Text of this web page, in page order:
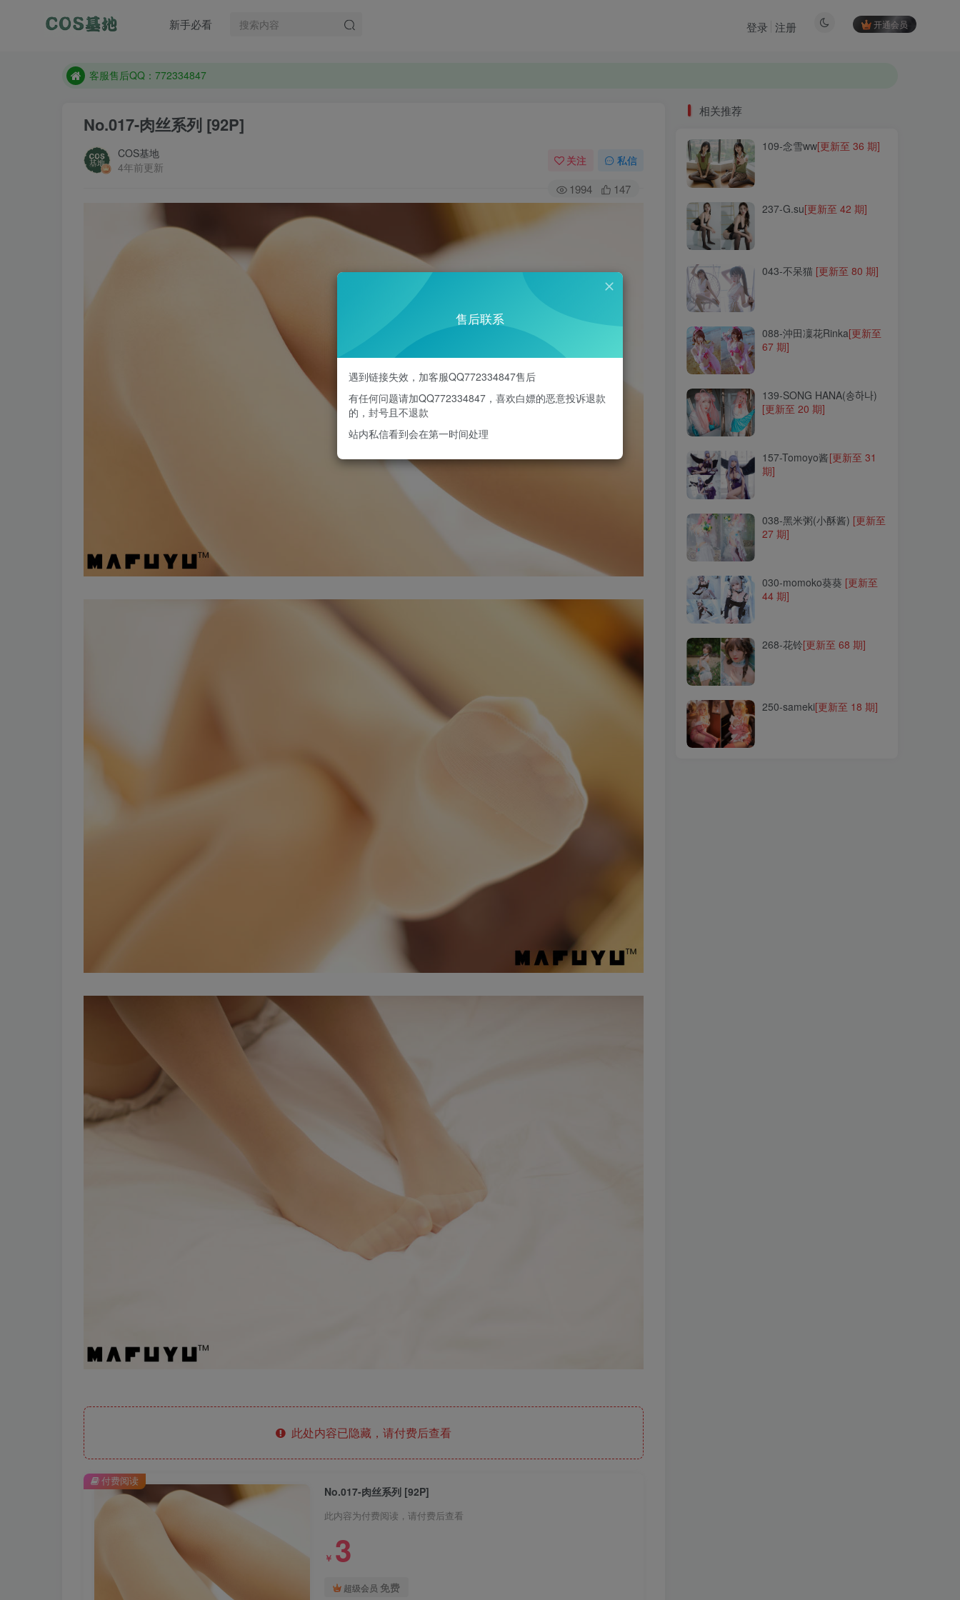
新手必看 开通会员
登录 注册
遇到任何问题加客服QQ：772334847
客服售后QQ：772334847
防失联：百度搜索《一七天佳》，实时查看最新站点。
No.017-肉丝系列 [92P]
COS基地
4年前更新
关注 私信
1994 147
此处内容已隐藏，请付费后查看
No.017-肉丝系列 [92P]
此内容为付费阅读，请付费后查看
￥ 3
超级会员 免费
付费阅读
139-SONG HANA(송하나)
157-Tomoyo酱
030-momoko葵葵
268-花铃
相关推荐
109-念雪ww[更新至 36 期]
237-G.su[更新至 42 期]
043-不呆猫 [更新至 80 期]
088-沖田凜花Rinka[更新至
67 期]
139-SONG HANA(송하나)
[更新至 20 期]
157-Tomoyo酱[更新至 31
期]
038-黑米粥(小酥酱) [更新至
27 期]
030-momoko葵葵 [更新至
44 期]
268-花铃[更新至 68 期]
250-sameki[更新至 18 期]
售后联系
遇到链接失效，加客服QQ772334847售后
有任何问题请加QQ772334847，喜欢白嫖的恶意投诉退款
的，封号且不退款
站内私信看到会在第一时间处理